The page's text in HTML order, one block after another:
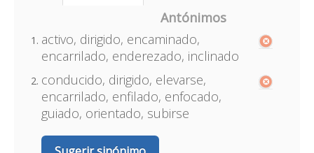
Antónimos
activo, dirigido, encaminado,
encarrilado, enderezado, inclinado
conducido, dirigido, elevarse,
encarrilado, enfilado, enfocado,
guiado, orientado, subirse